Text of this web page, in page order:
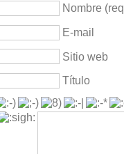
Nombre
E-mail
Sitio web
Título